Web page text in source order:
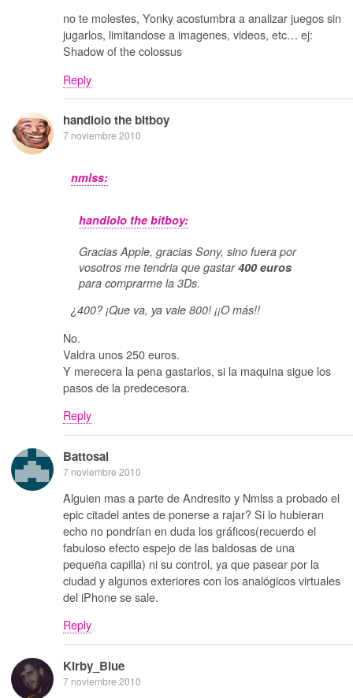
no te molestes, Yonky acostumbra a analizar juegos sin
jugarlos, limitandose a imagenes, videos, etc… ej:
Shadow of the colossus
Reply
handlolo the bitboy
7 noviembre 2010
nmlss:
handlolo the bitboy:
Gracias Apple, gracias Sony, sino fuera por
vosotros me tendria que gastar400 euros
para comprarme la 3Ds.
¿400? ¡Que va, ya vale 800! ¡¡O más!!
No.
Valdra unos 250 euros.
Y merecera la pena gastarlos, si la maquina sigue los
pasos de la predecesora.
Reply
Battosai
7 noviembre 2010
Alguien mas a parte de Andresito y Nmlss a probado el
epic citadel antes de ponerse a rajar? Si lo hubieran
echo no pondrían en duda los gráficos(recuerdo el
fabuloso efecto espejo de las baldosas de una
pequeña capilla) ni su control, ya que pasear por la
ciudad y algunos exteriores con los analógicos virtuales
del iPhone se sale.
Reply
Kirby_Blue
7 noviembre 2010